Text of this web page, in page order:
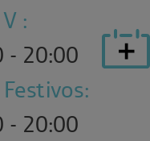
:
- 20:00
- 20:00